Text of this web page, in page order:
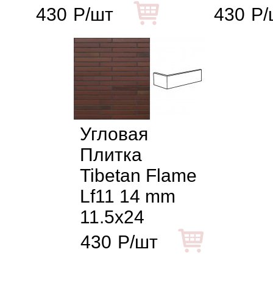
430 Р/шт
430 Р/
Угловая
Плитка
Tibetan Flame
Lf11 14 mm
11.5x24
430 Р/шт